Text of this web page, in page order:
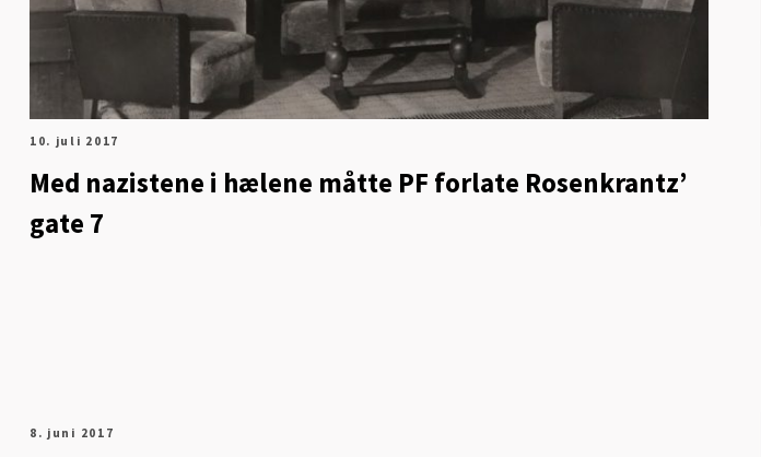
10. juli 2017
Med nazistene i hælene måtte PF forlate Rosenkrantz’
gate 7
8. juni 2017